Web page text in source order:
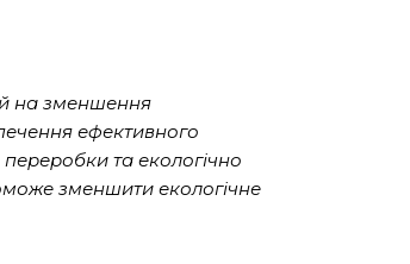
на зменшення
ефективного
та екологічно
зменшити екологічне